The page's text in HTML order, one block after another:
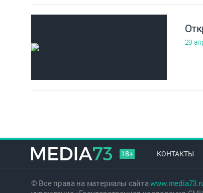
29
18+ КОНТАКТЫ
© Все права на материалы сайта